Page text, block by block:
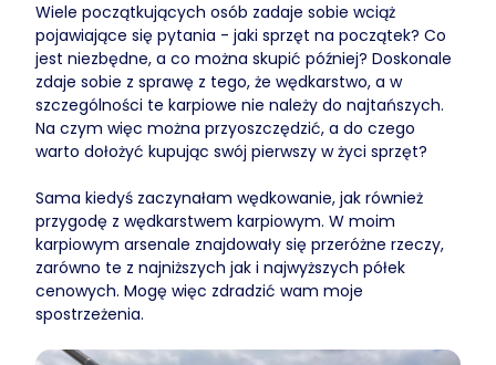
Wiele początkujących osób zadaje sobie wciąż
pojawiające się pytania - jaki sprzęt na początek? Co
jest niezbędne, a co można skupić później? Doskonale
zdaje sobie z sprawę z tego, że wędkarstwo, a w
szczególności te karpiowe nie należy do najtańszych.
Na czym więc można przyoszczędzić, a do czego
warto dołożyć kupując swój pierwszy w życi sprzęt?
Sama kiedyś zaczynałam wędkowanie, jak również
przygodę z wędkarstwem karpiowym. W moim
karpiowym arsenale znajdowały się przeróżne rzeczy,
zarówno te z najniższych jak i najwyższych półek
cenowych. Mogę więc zdradzić wam moje
spostrzeżenia.